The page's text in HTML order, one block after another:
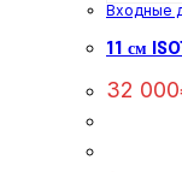
Входные
11 см
32 000